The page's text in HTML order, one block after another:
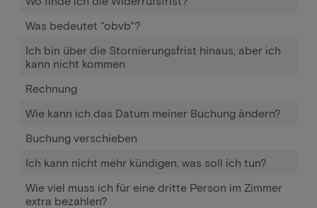
Was bedeutet "obvb"?
Ich bin über die Stornierungsfrist hinaus, aber ich
kann nicht kommen
Rechnung
Wie kann ich das Datum meiner Buchung ändern?
Buchung verschieben
Ich kann nicht mehr kündigen, was soll ich tun?
Wie viel muss ich für eine dritte Person im Zimmer
extra bezahlen?